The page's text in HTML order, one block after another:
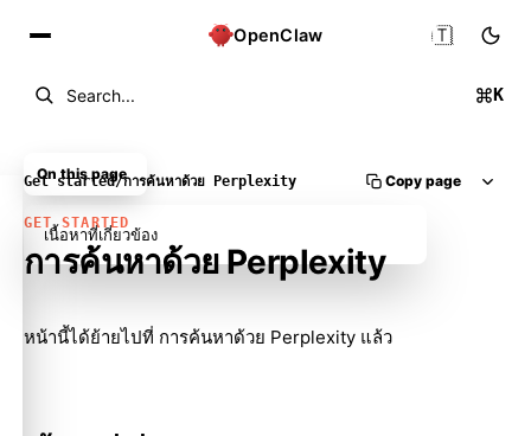
OpenClaw
Search... K
🇹🇭
Get started/การค้นหาด้วย Perplexity Copy page
GET STARTED
การค้นหาด้วย Perplexity
หน้านี้ได้ย้ายไปที่ การค้นหาด้วย Perplexity แล้ว
On this page
เนื้อหาที่เกี่ยวข้อง